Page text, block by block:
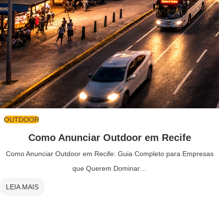
OUTDOOR
Como Anunciar Outdoor em Recife
Como Anunciar Outdoor em Recife: Guia Completo para Empresas
que Querem Dominar…
LEIA MAIS